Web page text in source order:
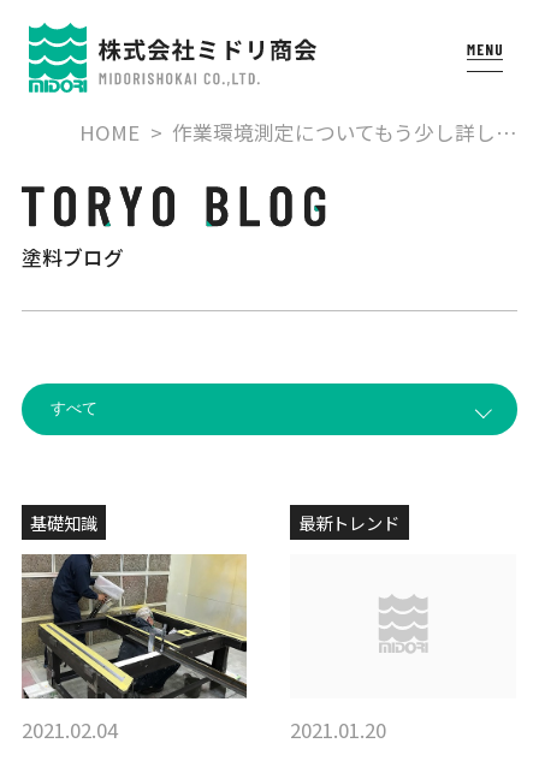
HOME 作業環境測定についてもう少し詳し…
塗料ブログ
基礎知識
2021.02.04
最新トレンド
2021.01.20